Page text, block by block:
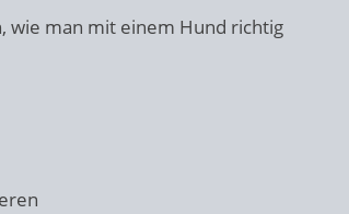
wie man mit einem Hund richtig